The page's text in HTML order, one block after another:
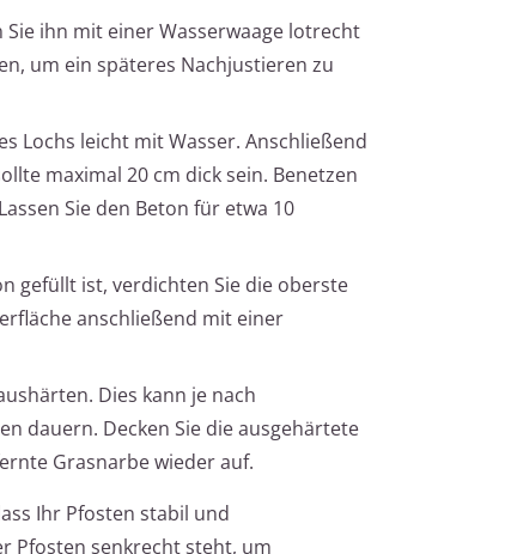
ihn mit einer Wasserwaage lotrecht
um ein späteres Nachjustieren zu
Lochs leicht mit Wasser. Anschließend
maximal 20 cm dick sein. Benetzen
Sie den Beton für etwa 10
gefüllt ist, verdichten Sie die oberste
anschließend mit einer
Dies kann je nach
dauern. Decken Sie die ausgehärtete
Grasnarbe wieder auf.
Ihr Pfosten stabil und
Pfosten senkrecht steht, um